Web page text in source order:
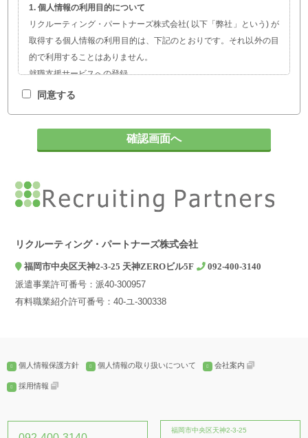
1. 個人情報の利用目的について
リクルーティング・パートナーズ株式会社( 以下「弊社」という) が
取得する個人情報の利用目的は、下記のとおりです。それ以外の目
的で利用することはありません。
就職支援サービスへの登録
職業紹介、就職・転職に関する情報提供
お問い合わせやご相談への対応
びJISQ：15001などの法令等で認められている場合を除き、個人情
報を第三者に提供することはありません。
弊社は、利用目的の達成に必要な範囲内において個人情報の取扱い
て委託先を選定し、機密保持契約を締結します。委託先に対しては
個人情報の適切な取扱いを監督指導します。
4. 個人情報の開示等の請求について
報窓口」までお知らせください。
5. 個人情報提供の任意性とその結果について
報が提供されない場合、【個人情報の利用目的について】に記載し
同意する
リクルーティング・パートナーズ株式会社
福岡市中央区天神2-3-25 天神ZEROビル5F 092-400-3140
派遣事業許可番号：派40-300957
有料職業紹介許可番号：40-ユ-300338
個人情報保護方針 個人情報の取り扱いについて 会社案内
採用情報
福岡市中央区天神2-3-25